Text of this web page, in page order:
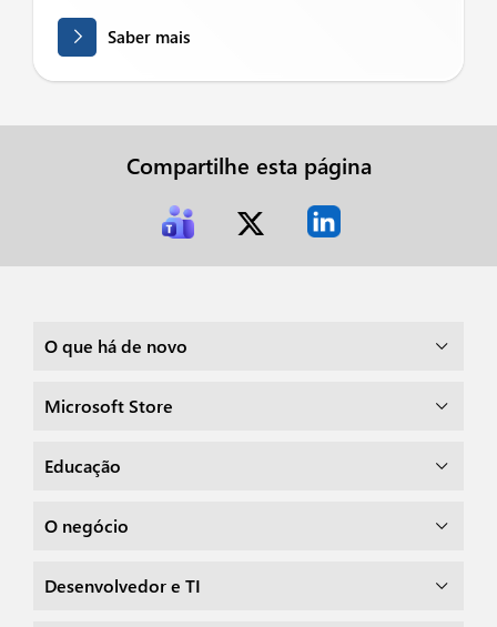
Saber mais
Compartilhe esta página
O que há de novo
Microsoft Store
Educação
O negócio
Desenvolvedor e TI